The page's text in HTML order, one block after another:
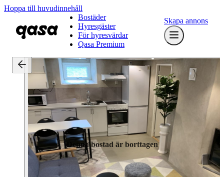
Hoppa till huvudinnehåll
Bostäder
Hyresgäster
För hyresvärdar
Qasa Premium
Skapa annons
Denna bostad är borttagen